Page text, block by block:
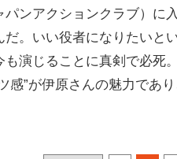
パンアクションクラブ）に
だ。いい役者になりたいと
も演じることに真剣で必死
感”が伊原さんの魅力であ